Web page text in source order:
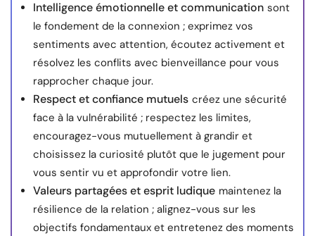
Intelligence émotionnelle et communication sont
le fondement de la connexion ; exprimez vos
sentiments avec attention, écoutez activement et
résolvez les conflits avec bienveillance pour vous
rapprocher chaque jour.
Respect et confiance mutuels créez une sécurité
face à la vulnérabilité ; respectez les limites,
encouragez-vous mutuellement à grandir et
choisissez la curiosité plutôt que le jugement pour
vous sentir vu et approfondir votre lien.
Valeurs partagées et esprit ludique maintenez la
résilience de la relation ; alignez-vous sur les
objectifs fondamentaux et entretenez des moments